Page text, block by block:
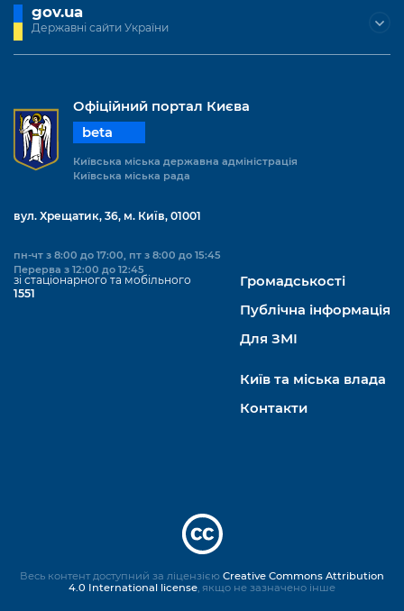
gov.ua
Державні сайти України
Офіційний портал Києва
beta
Київська міська державна адміністрація
Київська міська рада
вул. Хрещатик, 36, м. Київ, 01001
пн-чт з 8:00 до 17:00, пт з 8:00 до 15:45
Перерва з 12:00 до 12:45
зі стаціонарного та мобільного
1551
Громадськості
Публічна інформація
Для ЗМІ
Київ та міська влада
Контакти
Весь контент доступний за ліцензією Creative Commons Attribution
4.0 International license, якщо не зазначено інше